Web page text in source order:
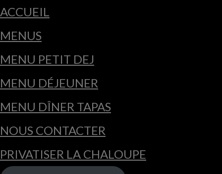
ACCUEIL
MENUS
MENU PETIT DEJ
MENU DÉJEUNER
MENU DÎNER TAPAS
NOUS CONTACTER
PRIVATISER LA CHALOUPE